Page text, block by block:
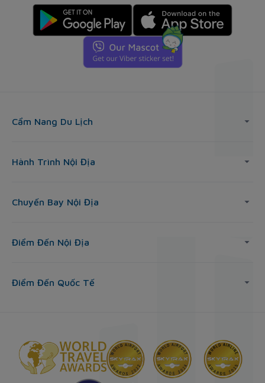
Cẩm Nang Du Lịch
Hành Trình Nội Địa
Chuyến Bay Nội Địa
Điểm Đến Nội Địa
Điểm Đến Quốc Tế